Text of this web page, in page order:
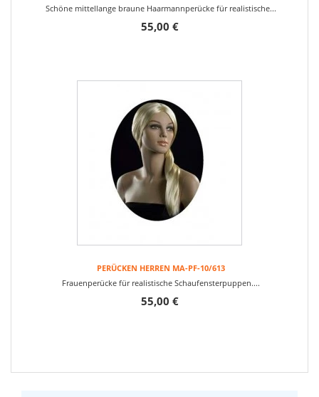
Schöne mittellange braune Haarmannperücke für realistische...
55,00 €
PERÜCKEN HERREN MA-PF-10/613
Frauenperücke für realistische Schaufensterpuppen....
55,00 €